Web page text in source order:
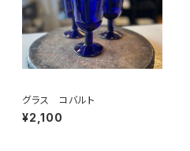
グラス コバルト
¥2,100